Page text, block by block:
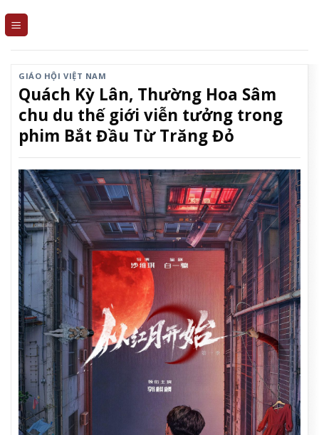
GIÁO HỘI VIỆT NAM
Quách Kỳ Lân, Thường Hoa Sâm
chu du thế giới viễn tưởng trong
phim Bắt Đầu Từ Trăng Đỏ